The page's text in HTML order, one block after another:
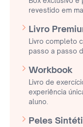
revestido em
Livro
Livro completo
passo a passo
Workbook
Livro de
experiência
aluno.
Peles